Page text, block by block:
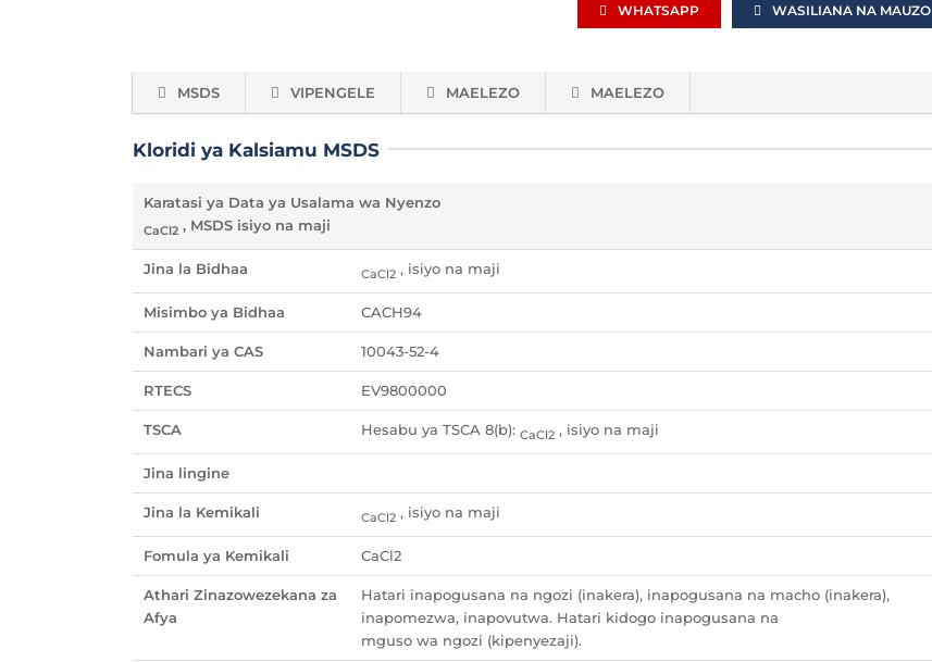
WHATSAPP WASILIANA NA MAUZO
MSDS VIPENGELE MAELEZO MAELEZO
Kloridi ya Kalsiamu MSDS
Karatasi ya Data ya Usalama wa Nyenzo
CaCl2 , MSDS isiyo na maji
Jina la Bidhaa CaCl2 , isiyo na maji
Misimbo ya Bidhaa CACH94
Nambari ya CAS 10043-52-4
RTECS EV9800000
TSCA Hesabu ya TSCA 8(b): CaCl2 , isiyo na maji
Jina lingine
Jina la Kemikali CaCl2 , isiyo na maji
Fomula ya Kemikali CaCl2
Athari Zinazowezekana za
Afya
Hatari inapogusana na ngozi (inakera), inapogusana na macho (inakera),
inapomezwa, inapovutwa. Hatari kidogo inapogusana na
mguso wa ngozi (kipenyezaji).